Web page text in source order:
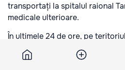
transportați la spitalul raional
medicale ulterioare.
În ultimele 24 de ore, pe
salvare au intervenit în peste
de 248 pompieri și salvatori și